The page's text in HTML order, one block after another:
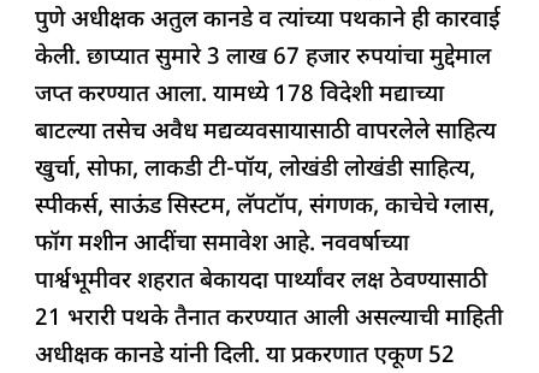
पुणे अधीक्षक अतुल कानडे व त्यांच्या पथकाने ही कारवाई
केली. छाप्यात सुमारे 3 लाख 67 हजार रुपयांचा मुद्देमाल
जप्त करण्यात आला. यामध्ये 178 विदेशी मद्याच्या
बाटल्या तसेच अवैध मद्यव्यवसायासाठी वापरलेले साहित्य
खुर्चा, सोफा, लाकडी टी-पॉय, लोखंडी लोखंडी साहित्य,
स्पीकर्स, साऊंड सिस्टम, लॅपटॉप, संगणक, काचेचे ग्लास,
फॉग मशीन आदींचा समावेश आहे. नववर्षाच्या
पार्श्वभूमीवर शहरात बेकायदा पार्थ्यांवर लक्ष ठेवण्यासाठी
21 भरारी पथके तैनात करण्यात आली असल्याची माहिती
अधीक्षक कानडे यांनी दिली. या प्रकरणात एकूण 52